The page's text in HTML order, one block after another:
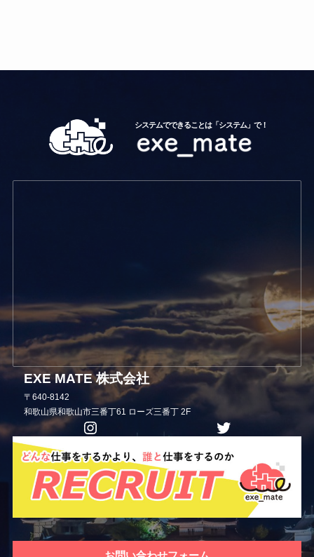
システムでできることは「システム」で！
EXE MATE 株式会社
〒640-8142
和歌山県和歌山市三番丁61 ローズ三番丁 2F
Instagram Twitter